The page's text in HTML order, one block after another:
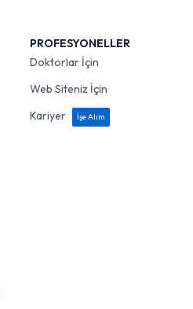
PROFESYONELLER
Doktorlar İçin
Web Siteniz İçin
Kariyer
İşe Alım